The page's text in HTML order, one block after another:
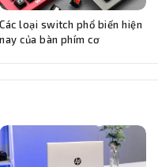
Các loại switch phổ biến hiện
nay của bàn phím cơ